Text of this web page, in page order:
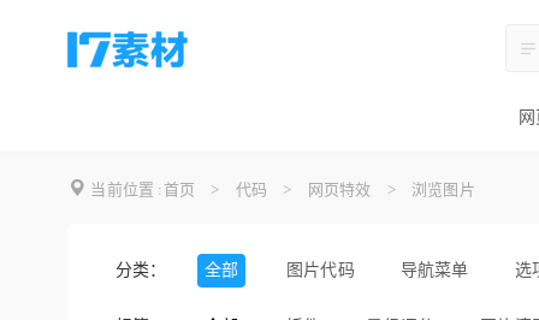
当前位置 :首页 > 代码 > 网页特效 > 浏览图片
分类： 全部 图片代码 导航菜单 选